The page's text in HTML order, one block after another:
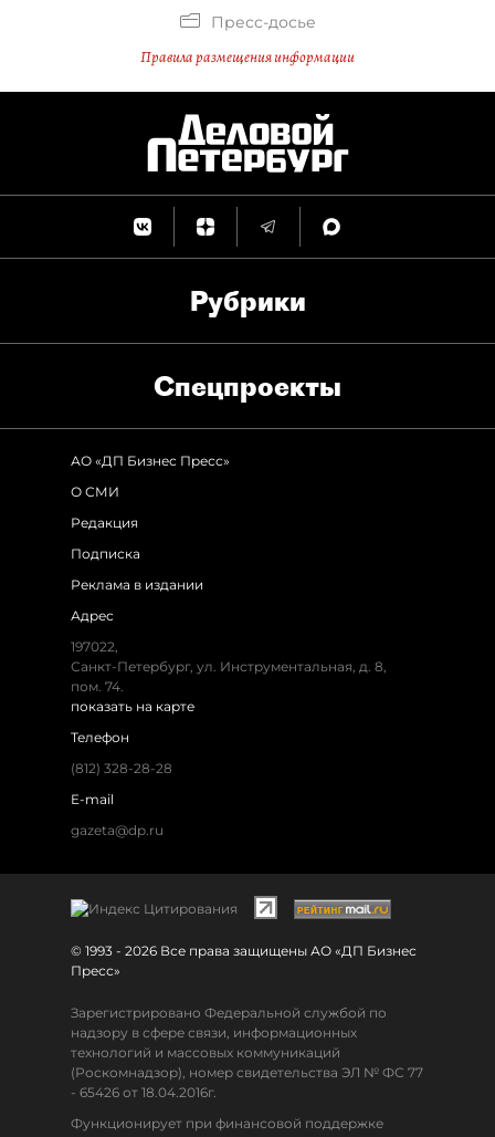
Пресс-досье
Правила размещения информации
Рубрики
Спец­проекты
АО «ДП Бизнес Пресс»
О СМИ
Редакция
Подписка
Реклама в издании
Адрес
197022,
Санкт-Петербург, ул. Инструментальная, д. 8,
пом. 74.
показать на карте
Телефон
(812) 328-28-28
E-mail
gazeta@dp.ru
© 1993 - 2026 Все права защищены АО «ДП Бизнес
Пресс»
Зарегистрировано Федеральной службой по
надзору в сфере связи, информационных
технологий и массовых коммуникаций
(Роскомнадзор), номер свидетельства ЭЛ № ФС 77
- 65426 от 18.04.2016г.
Функционирует при финансовой поддержке